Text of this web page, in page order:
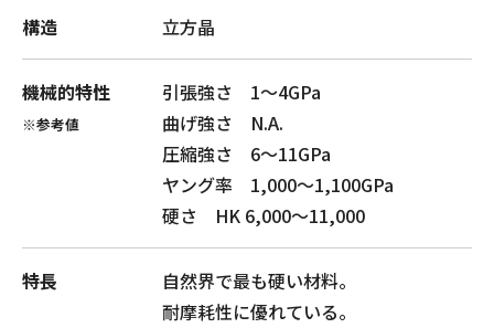
構造 立方晶
機械的特性
※参考値
引張強さ 1～4GPa
曲げ強さ N.A.
圧縮強さ 6～11GPa
ヤング率 1,000～1,100GPa
硬さ HK 6,000～11,000
特長
自然界で最も硬い材料。
耐摩耗性に優れている。